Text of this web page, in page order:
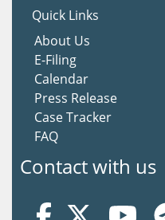
Quick Links
About Us
E-Filing
Calendar
Press Release
Case Tracker
FAQ
Contact with us